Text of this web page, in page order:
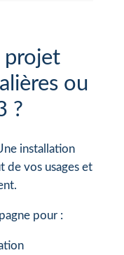
projet
ou
?
installation
de vos usages et
pour :